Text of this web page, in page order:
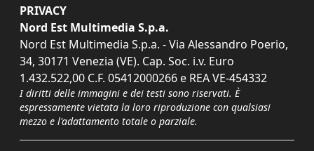
PRIVACY
Nord Est Multimedia S.p.a.
Nord Est Multimedia S.p.a. - Via Alessandro Poerio,
34, 30171 Venezia (VE). Cap. Soc. i.v. Euro
1.432.522,00 C.F. 05412000266 e REA VE-454332
I diritti delle immagini e dei testi sono riservati. È
espressamente vietata la loro riproduzione con qualsiasi
mezzo e l'adattamento totale o parziale.